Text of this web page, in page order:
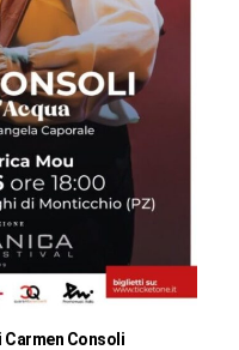
Consoli